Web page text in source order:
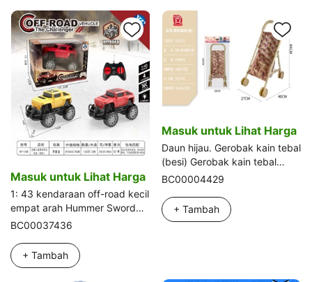
Masuk untuk Lihat Harga
1: 43 kendaraan off-road kecil
empat arah Hummer Sword
Tiger (roda丙, lampu berkedip
mobil)
BC00037436
+ Tambah
Masuk untuk Lihat Harga
Daun hijau. Gerobak kain tebal
(besi) Gerobak kain tebal
(besi) Gerobak kain tebal
BC00004429
+ Tambah